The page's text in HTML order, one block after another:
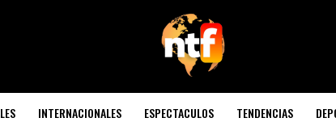
INTERNACIONALES ESPECTACULOS TENDENCIAS